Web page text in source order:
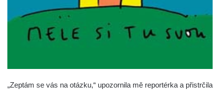
„Zeptám se vás na otázku,“ upozornila mě reportérka a přistrčila